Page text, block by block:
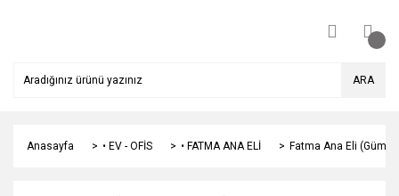
ARA
Anasayfa • EV - OFİS • FATMA ANA ELİ Fatma Ana Eli